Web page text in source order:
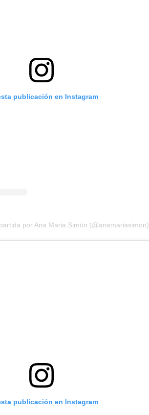
publicación en Instagram
por Ana Maria Simón (@anamariasimon)
publicación en Instagram